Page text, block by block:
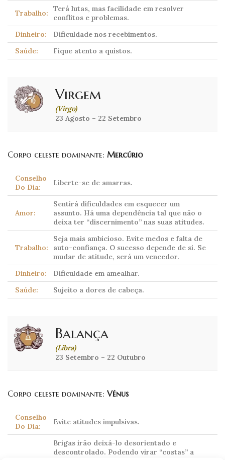
Trabalho:
Terá lutas, mas facilidade em resolver
conflitos e problemas.
Dinheiro:
Dificuldade nos recebimentos.
Saúde:
Fique atento a quistos.
Virgem
(Virgo)
23 Agosto – 22 Setembro
Corpo celeste dominante: Mercúrio
Conselho
Do Dia:
Liberte-se de amarras.
Amor:
Sentirá dificuldades em esquecer um
assunto. Há uma dependência tal que não o
deixa ter “discernimento” nas suas atitudes.
Trabalho:
Seja mais ambicioso. Evite medos e falta de
auto-confiança. O sucesso depende de si. Se
mudar de atitude, será um vencedor.
Dinheiro:
Dificuldade em amealhar.
Saúde:
Sujeito a dores de cabeça.
Balança
(Libra)
23 Setembro – 22 Outubro
Corpo celeste dominante: Vénus
Conselho
Do Dia:
Evite atitudes impulsivas.
Brigas irão deixá-lo desorientado e
descontrolado. Podendo virar “costas” a